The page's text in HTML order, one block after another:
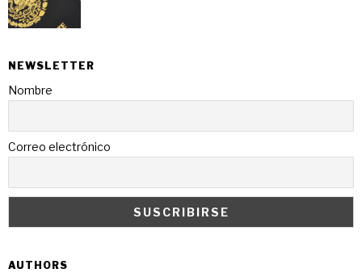
NEWSLETTER
Nombre
Correo electrónico
AUTHORS